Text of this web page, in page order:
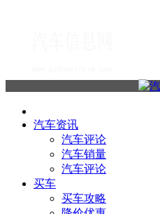
汽车资讯
汽车评论
汽车销量
汽车评论
买车
买车攻略